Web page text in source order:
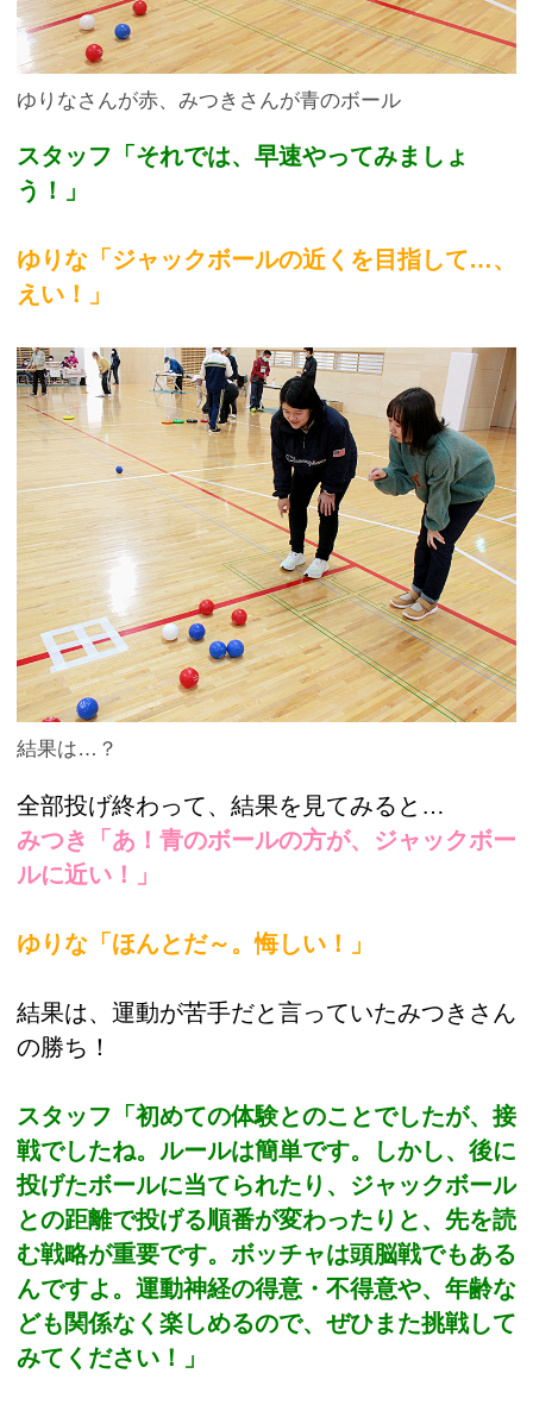
ゆりなさんが赤、みつきさんが青のボール
スタッフ「それでは、早速やってみましょ
う！」
ゆりな「ジャックボールの近くを目指して…、
えい！」
結果は…？
全部投げ終わって、結果を見てみると…
みつき「あ！青のボールの方が、ジャックボー
ルに近い！」
ゆりな「ほんとだ～。悔しい！」
結果は、運動が苦手だと言っていたみつきさん
の勝ち！
スタッフ「初めての体験とのことでしたが、接
戦でしたね。ルールは簡単です。しかし、後に
投げたボールに当てられたり、ジャックボール
との距離で投げる順番が変わったりと、先を読
む戦略が重要です。ボッチャは頭脳戦でもある
んですよ。運動神経の得意・不得意や、年齢な
ども関係なく楽しめるので、ぜひまた挑戦して
みてください！」